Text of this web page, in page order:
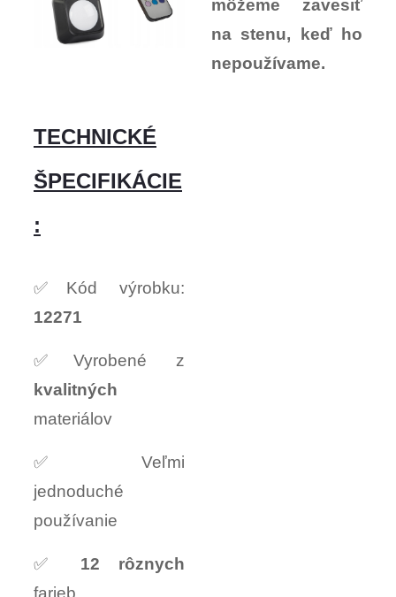
môžeme zavesiť
na stenu, keď ho
nepoužívame.
TECHNICKÉ
ŠPECIFIKÁCIE
:
✅Kód výrobku:
12271
✅Vyrobené z
kvalitných
materiálov
✅ Veľmi
jednoduché
používanie
✅ 12 rôznych
farieb